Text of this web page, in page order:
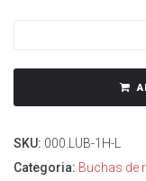
SKU: 000.LUB-1H-L
Categoria: Buchas de